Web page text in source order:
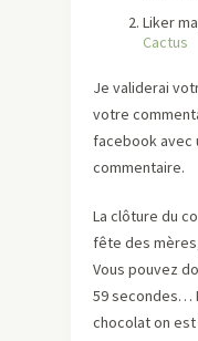
Liker
Cactus
Je validerai
votre
facebook avec
commentaire.
La clôture du
fête des
Vous pouvez
59 secondes…
chocolat on